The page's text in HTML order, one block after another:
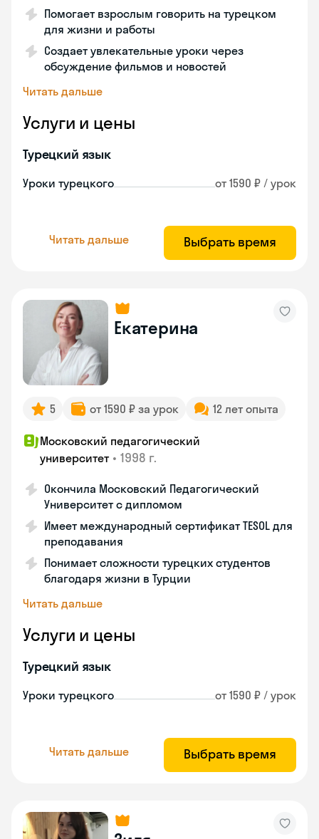
Помогает взрослым говорить на турецком
для жизни и работы
Создает увлекательные уроки через
обсуждение фильмов и новостей
Читать дальше
Услуги и цены
Турецкий язык
Уроки турецкого от 1590 ₽ / урок
Читать дальше Выбрать время
Екатерина
5 от 1590 ₽ за урок 12 лет опыта
Московский педагогический
университет • 1998 г.
Окончила Московский Педагогический
Университет с дипломом
Имеет международный сертификат TESOL для
преподавания
Понимает сложности турецких студентов
благодаря жизни в Турции
Читать дальше
Услуги и цены
Турецкий язык
Уроки турецкого от 1590 ₽ / урок
Читать дальше Выбрать время